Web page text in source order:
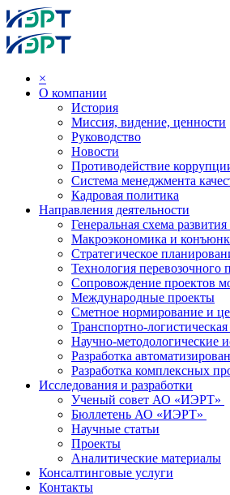
×
О компании
История
Миссия, видение, ценности
Руководство
Новости
Противодействие
Система менеджмента
Кадровая политика
Направления деятельности
Генеральная схема
Макроэкономика и
Стратегическое
Технология перевозочного
Сопровождение проектов
Международные проекты
Сметное нормирование и
Транспортно-
Научно-методологические
Разработка
Разработка комплексных
Исследования и разработки
Ученый совет АО «ИЭРТ»
Бюллетень АО «ИЭРТ»
Научные статьи
Проекты
Аналитические материалы
Консалтинговые услуги
Контакты